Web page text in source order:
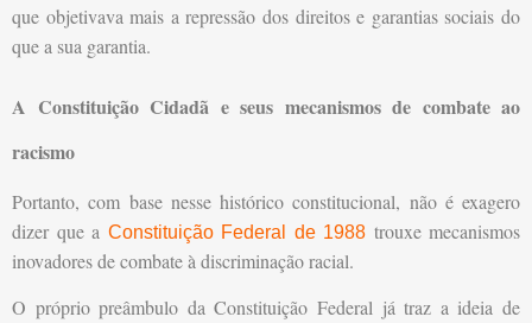
que objetivava mais a repressão dos direitos e garantias sociais do
que a sua garantia.
A Constituição Cidadã e seus mecanismos de combate ao
racismo
Portanto, com base nesse histórico constitucional, não é exagero
dizer que a Constituição Federal de 1988 trouxe mecanismos
inovadores de combate à discriminação racial.
O próprio preâmbulo da Constituição Federal já traz a ideia de